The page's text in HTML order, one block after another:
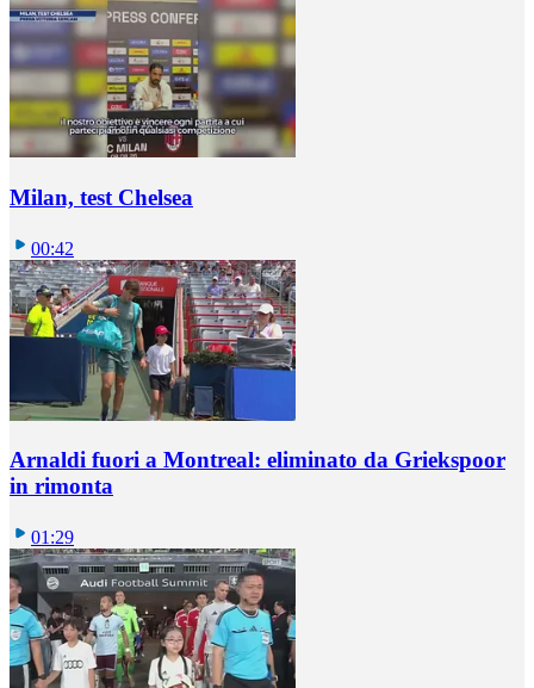
Milan, test Chelsea
00:42
Arnaldi fuori a Montreal: eliminato da Griekspoor
in rimonta
01:29